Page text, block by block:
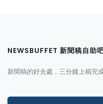
NEWSBUFFET 新聞稿自助
新聞稿的好去處，三分鐘上稿完